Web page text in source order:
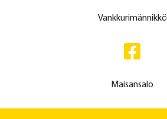
Vankkurimännikkö
Maisansalo